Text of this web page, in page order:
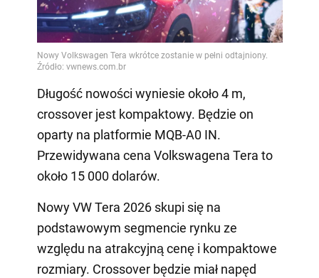
Video
Długość nowości wyniesie około 4 m,
crossover jest kompaktowy. Będzie on
oparty na platformie MQB-A0 IN.
Przewidywana cena Volkswagena Tera to
około 15 000 dolarów.
Nowy VW Tera 2026 skupi się na
podstawowym segmencie rynku ze
względu na atrakcyjną cenę i kompaktowe
rozmiary. Crossover będzie miał napęd